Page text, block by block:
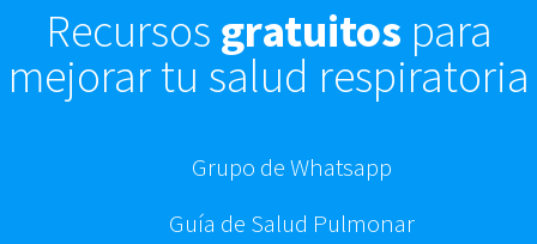
Recursos gratuitos para
mejorar tu salud respiratoria
Grupo de Whatsapp
Guía de Salud Pulmonar